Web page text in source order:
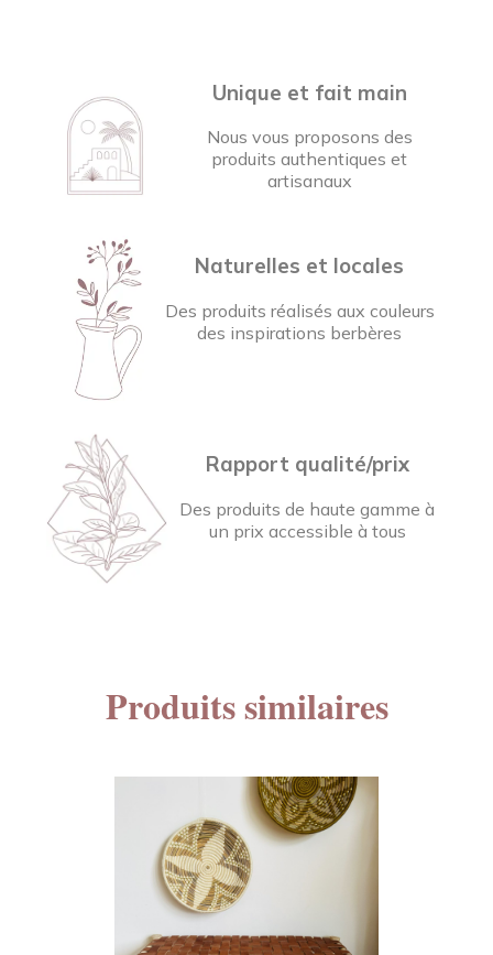
Unique et fait main
Nous vous proposons des
produits authentiques et
artisanaux
Naturelles et locales
Des produits réalisés aux couleurs
des inspirations berbères
Rapport qualité/prix
Des produits de haute gamme à
un prix accessible à tous
Produits similaires